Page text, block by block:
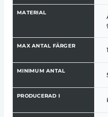
MATERIAL
MAX ANTAL FÄRGER
1
MINIMUM ANTAL
PRODUCERAD I